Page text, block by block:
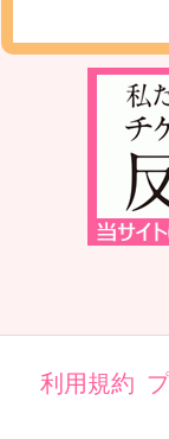
利用規約